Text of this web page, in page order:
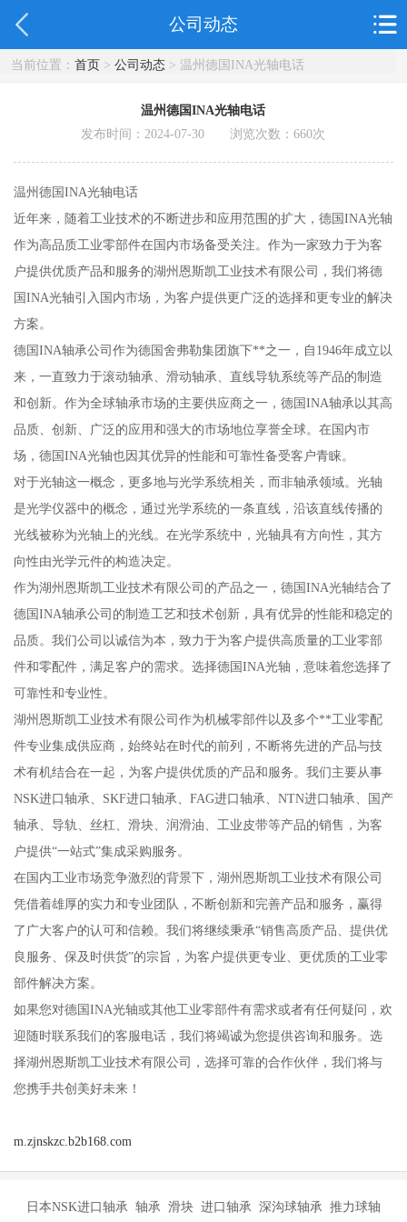
公司动态
当前位置： 首页> 公司动态> 温州德国INA光轴电话
温州德国INA光轴电话
发布时间：2024-07-30 浏览次数：660次
温州德国INA光轴电话
近年来，随着工业技术的不断进步和应用范围的扩大，德国INA光轴
作为高品质工业零部件在国内市场备受关注。作为一家致力于为客
户提供优质产品和服务的湖州恩斯凯工业技术有限公司，我们将德
国INA光轴引入国内市场，为客户提供更广泛的选择和更专业的解决
方案。
德国INA轴承公司作为德国舍弗勒集团旗下**之一，自1946年成立以
来，一直致力于滚动轴承、滑动轴承、直线导轨系统等产品的制造
和创新。作为全球轴承市场的主要供应商之一，德国INA轴承以其高
品质、创新、广泛的应用和强大的市场地位享誉全球。在国内市
场，德国INA光轴也因其优异的性能和可靠性备受客户青睐。
对于光轴这一概念，更多地与光学系统相关，而非轴承领域。光轴
是光学仪器中的概念，通过光学系统的一条直线，沿该直线传播的
光线被称为光轴上的光线。在光学系统中，光轴具有方向性，其方
向性由光学元件的构造决定。
作为湖州恩斯凯工业技术有限公司的产品之一，德国INA光轴结合了
德国INA轴承公司的制造工艺和技术创新，具有优异的性能和稳定的
品质。我们公司以诚信为本，致力于为客户提供高质量的工业零部
件和零配件，满足客户的需求。选择德国INA光轴，意味着您选择了
可靠性和专业性。
湖州恩斯凯工业技术有限公司作为机械零部件以及多个**工业零配
件专业集成供应商，始终站在时代的前列，不断将先进的产品与技
术有机结合在一起，为客户提供优质的产品和服务。我们主要从事
NSK进口轴承、SKF进口轴承、FAG进口轴承、NTN进口轴承、国产
轴承、导轨、丝杠、滑块、润滑油、工业皮带等产品的销售，为客
户提供“一站式”集成采购服务。
在国内工业市场竞争激烈的背景下，湖州恩斯凯工业技术有限公司
凭借着雄厚的实力和专业团队，不断创新和完善产品和服务，赢得
了广大客户的认可和信赖。我们将继续秉承“销售高质产品、提供优
良服务、保及时供货”的宗旨，为客户提供更专业、更优质的工业零
部件解决方案。
如果您对德国INA光轴或其他工业零部件有需求或者有任何疑问，欢
迎随时联系我们的客服电话，我们将竭诚为您提供咨询和服务。选
择湖州恩斯凯工业技术有限公司，选择可靠的合作伙伴，我们将与
您携手共创美好未来！
m.zjnskzc.b2b168.com
日本NSK进口轴承 轴承 滑块 进口轴承 深沟球轴承 推力球轴